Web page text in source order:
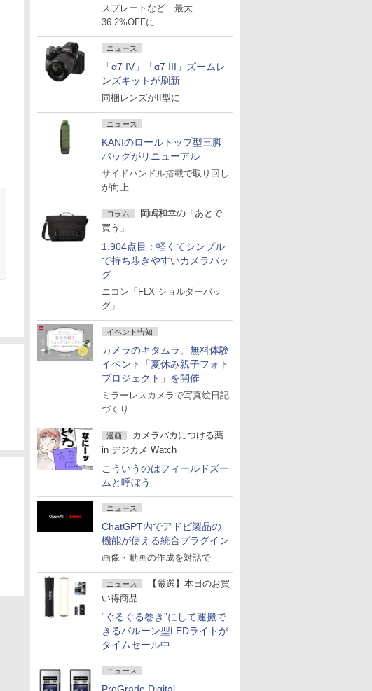
スプレートなど 最大
36.2%OFFに
ニュース
「α7 IV」「α7 III」ズームレ
ンズキットが刷新
同梱レンズがII型に
ニュース
KANIのロールトップ型三脚
バッグがリニューアル
サイドハンドル搭載で取り回し
が向上
コラム
岡嶋和幸の「あとで
買う」
1,904点目：軽くてシンプル
で持ち歩きやすいカメラバッ
グ
ニコン「FLX ショルダーバッ
グ」
イベント告知
カメラのキタムラ、無料体験
イベント「夏休み親子フォト
プロジェクト」を開催
ミラーレスカメラで写真絵日記
づくり
漫画
カメラバカにつける薬
in デジカメ Watch
こういうのはフィールドズー
ムと呼ぼう
ニュース
ChatGPT内でアドビ製品の
機能が使える統合プラグイン
画像・動画の作成を対話で
ニュース
【厳選】本日のお買
い得商品
“ぐるぐる巻き”にして運搬で
きるバルーン型LEDライトが
タイムセール中
ニュース